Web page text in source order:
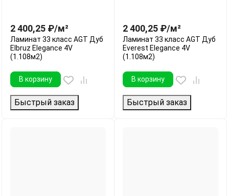
2 400,25 ₽/м²
Ламинат 33 класс AGT Дуб
Elbruz Elegance 4V
(1.108м2)
В корзину
Быстрый заказ
2 400,25 ₽/м²
Ламинат 33 класс AGT Дуб
Everest Elegance 4V
(1.108м2)
В корзину
Быстрый заказ